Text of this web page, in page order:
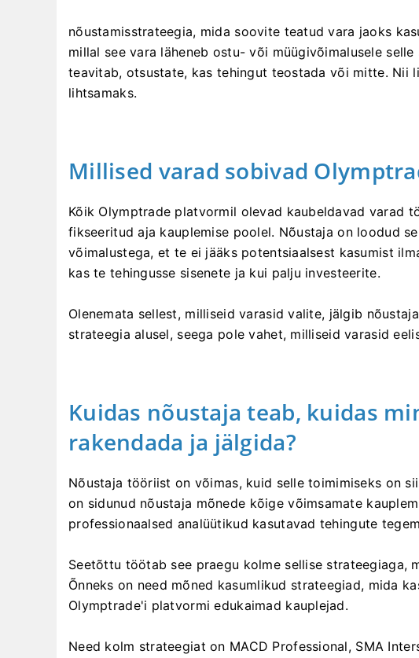
nõustamisstrateegia, mida soovite teatud vara jaoks
millal see vara läheneb ostu- või müügivõimalusele
teavitab, otsustate, kas tehingut teostada või mitte. Nii
lihtsamaks.
Millised varad sobivad
Kõik Olymptrade platvormil olevad kaubeldavad varad
fikseeritud aja kauplemise poolel. Nõustaja on loodud
võimalustega, et te ei jääks potentsiaalsest kasumist
kas te tehingusse sisenete ja kui palju investeerite.
Olenemata sellest, milliseid varasid valite, jälgib
strateegia alusel, seega pole vahet, milliseid varasid
Kuidas nõustaja teab, kuidas
rakendada ja jälgida?
Nõustaja tööriist on võimas, kuid selle toimimiseks on
on sidunud nõustaja mõnede kõige võimsamate
professionaalsed analüütikud kasutavad tehingute
Seetõttu töötab see praegu kolme sellise strateegiaga,
Õnneks on need mõned kasumlikud strateegiad, mida
Olymptrade'i platvormi edukaimad kauplejad.
Need kolm strateegiat on MACD Professional, SMA